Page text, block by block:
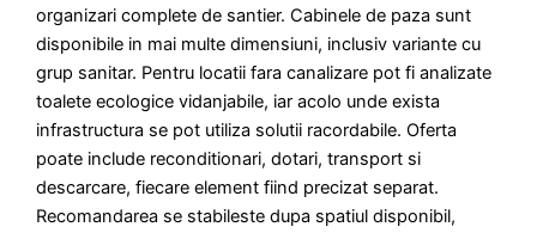
organizari complete de santier. Cabinele de paza sunt
disponibile in mai multe dimensiuni, inclusiv variante cu
grup sanitar. Pentru locatii fara canalizare pot fi analizate
toalete ecologice vidanjabile, iar acolo unde exista
infrastructura se pot utiliza solutii racordabile. Oferta
poate include reconditionari, dotari, transport si
descarcare, fiecare element fiind precizat separat.
Recomandarea se stabileste dupa spatiul disponibil,